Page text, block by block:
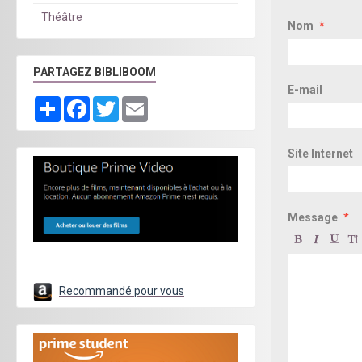
Nom
E-mail
Site Internet
Message
Théâtre
PARTAGEZ BIBLIBOOM
PartagerFacebook
Twitter
Recommandé pour vous